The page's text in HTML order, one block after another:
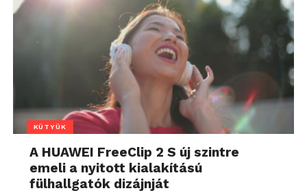
KÜTYÜK
A HUAWEI FreeClip 2 S új szintre
emeli a nyitott kialakítású
fülhallgatók dizájnját